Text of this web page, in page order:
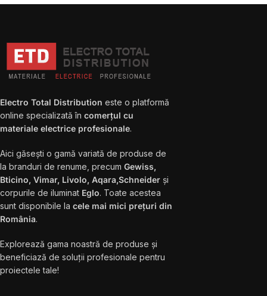
Electro Total Distribution este o platformă
online specializată în comerțul cu
materiale electrice profesionale.
Aici găsești o gamă variată de produse de
la branduri de renume, precum Gewiss,
Bticino, Vimar, Livolo, Aqara,Schneider și
corpurile de iluminat Eglo. Toate acestea
sunt disponibile la cele mai mici prețuri din
România.
Explorează gama noastră de produse și
beneficiază de soluții profesionale pentru
proiectele tale!